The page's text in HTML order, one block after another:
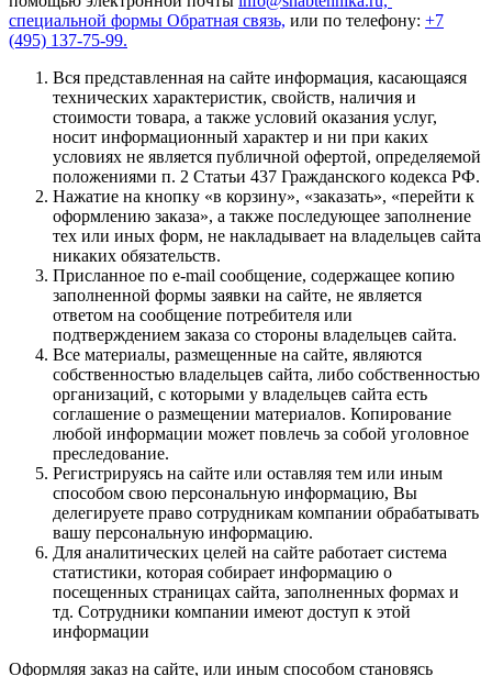
специальной формы Обратная связь, или по телефону: +7
(495) 137-75-99.
Вся представленная на сайте информация, касающаяся
технических характеристик, свойств, наличия и
стоимости товара, а также условий оказания услуг,
носит информационный характер и ни при каких
условиях не является публичной офертой, определяемой
положениями п. 2 Статьи 437 Гражданского кодекса РФ.
Нажатие на кнопку «в корзину», «заказать», «перейти к
оформлению заказа», а также последующее заполнение
тех или иных форм, не накладывает на владельцев сайта
никаких обязательств.
Присланное по e-mail сообщение, содержащее копию
заполненной формы заявки на сайте, не является
ответом на сообщение потребителя или
подтверждением заказа со стороны владельцев сайта.
Все материалы, размещенные на сайте, являются
собственностью владельцев сайта, либо собственностью
организаций, с которыми у владельцев сайта есть
соглашение о размещении материалов. Копирование
любой информации может повлечь за собой уголовное
преследование.
Регистрируясь на сайте или оставляя тем или иным
способом свою персональную информацию, Вы
делегируете право сотрудникам компании обрабатывать
вашу персональную информацию.
Для аналитических целей на сайте работает система
статистики, которая собирает информацию о
посещенных страницах сайта, заполненных формах и
тд. Сотрудники компании имеют доступ к этой
информации
Оформляя заказ на сайте, или иным способом становясь